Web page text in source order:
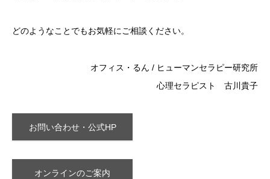
どのようなことでもお気軽にご相談ください。
オフィス・るん / ヒューマンセラピー研究所
心理セラピスト 古川貴子
お問い合わせ・公式HP
オンラインのご案内